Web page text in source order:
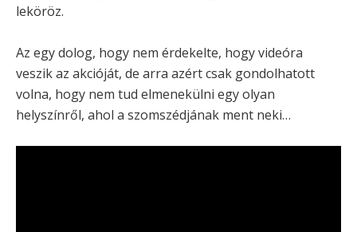
leköröz.
Az egy dolog, hogy nem érdekelte, hogy videóra
veszik az akcióját, de arra azért csak gondolhatott
volna, hogy nem tud elmenekülni egy olyan
helyszínről, ahol a szomszédjának ment neki…